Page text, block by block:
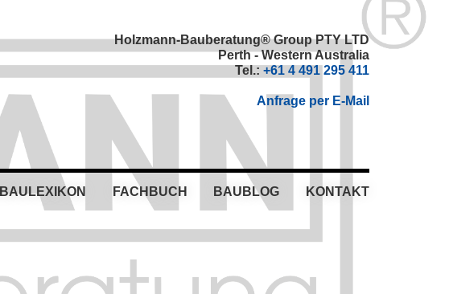
Holzmann-Bauberatung® Group PTY LTD
Perth - Western Australia
Tel.: +61 4 491 295 411
Anfrage per E-Mail
FACHBUCH BAUBLOG KONTAKT